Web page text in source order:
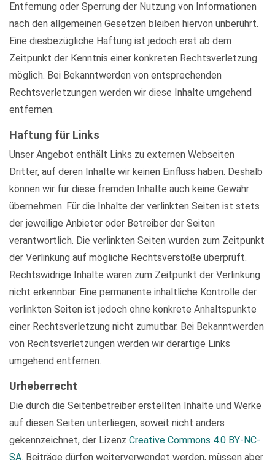
Entfernung oder Sperrung der Nutzung von Informationen
nach den allgemeinen Gesetzen bleiben hiervon unberührt.
Eine diesbezügliche Haftung ist jedoch erst ab dem
Zeitpunkt der Kenntnis einer konkreten Rechtsverletzung
möglich. Bei Bekanntwerden von entsprechenden
Rechtsverletzungen werden wir diese Inhalte umgehend
entfernen.
Haftung für Links
Unser Angebot enthält Links zu externen Webseiten
Dritter, auf deren Inhalte wir keinen Einfluss haben. Deshalb
können wir für diese fremden Inhalte auch keine Gewähr
übernehmen. Für die Inhalte der verlinkten Seiten ist stets
der jeweilige Anbieter oder Betreiber der Seiten
verantwortlich. Die verlinkten Seiten wurden zum Zeitpunkt
der Verlinkung auf mögliche Rechtsverstöße überprüft.
Rechtswidrige Inhalte waren zum Zeitpunkt der Verlinkung
nicht erkennbar. Eine permanente inhaltliche Kontrolle der
verlinkten Seiten ist jedoch ohne konkrete Anhaltspunkte
einer Rechtsverletzung nicht zumutbar. Bei Bekanntwerden
von Rechtsverletzungen werden wir derartige Links
umgehend entfernen.
Urheberrecht
Die durch die Seitenbetreiber erstellten Inhalte und Werke
auf diesen Seiten unterliegen, soweit nicht anders
gekennzeichnet, der Lizenz Creative Commons 4.0 BY-NC-
SA. Beiträge dürfen weiterverwendet werden, müssen aber